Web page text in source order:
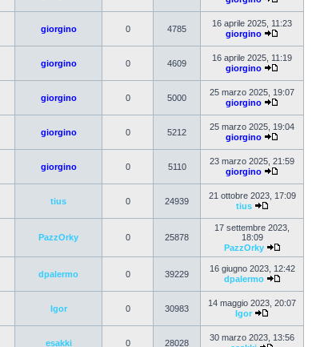
giorgino 0 4785
16 aprile 2025, 11:23
giorgino
giorgino 0 4609
16 aprile 2025, 11:19
giorgino
giorgino 0 5000
25 marzo 2025, 19:07
giorgino
giorgino 0 5212
25 marzo 2025, 19:04
giorgino
giorgino 0 5110
23 marzo 2025, 21:59
giorgino
tius 0 24939
21 ottobre 2023, 17:09
tius
PazzOrky 0 25878
17 settembre 2023,
18:09
PazzOrky
dpalermo 0 39229
16 giugno 2023, 12:42
dpalermo
Igor 0 30983
14 maggio 2023, 20:07
Igor
esakki 0 28028
30 marzo 2023, 13:56